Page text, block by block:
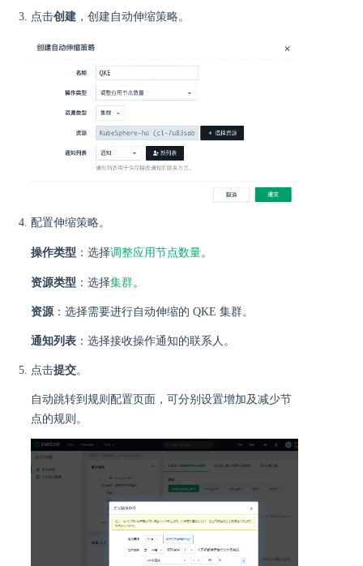
点击创建 ，创建自动伸缩策略。
配置伸缩策略。
操作类型 ：选择调整应用节点数量。
资源类型 ：选择集群。
资源 ：选择需要进行自动伸缩的 QKE 集群。
通知列表 ：选择接收操作通知的联系人。
点击提交。
自动跳转到规则配置页面，可分别设置增加及减少节
点的规则。